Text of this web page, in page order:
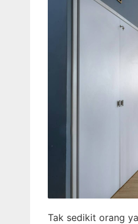
Tak sedikit orang